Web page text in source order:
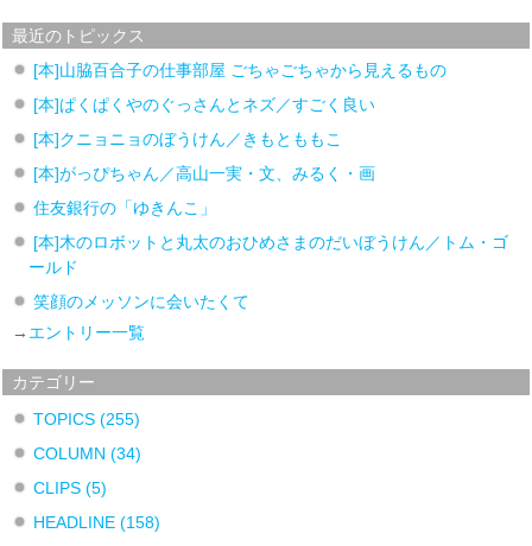
最近のトピックス
[本]山脇百合子の仕事部屋 ごちゃごちゃから見えるもの
[本]ぱくぱくやのぐっさんとネズ／すごく良い
[本]クニョニョのぼうけん／きもとももこ
[本]がっぴちゃん／高山一実・文、みるく・画
住友銀行の「ゆきんこ」
[本]木のロボットと丸太のおひめさまのだいぼうけん／トム・ゴ
ールド
笑顔のメッソンに会いたくて
→ エントリー一覧
カテゴリー
TOPICS (255)
COLUMN (34)
CLIPS (5)
HEADLINE (158)